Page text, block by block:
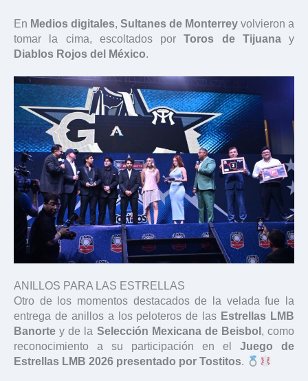
En Medios digitales, Sultanes de Monterrey volvieron a
tomar la cima, escoltados porToros de Tijuanay
Diablos Rojos del México.
ANILLOS PARA LAS ESTRELLAS
Otro de los momentos destacados de la velada fue la
entrega de anillos a los peloteros de las Estrellas LMB
Banorte y de la Selección Mexicana de Beisbol , como
reconocimiento a su participación en el Juego de
Estrellas LMB 2026 presentado por Tostitos.